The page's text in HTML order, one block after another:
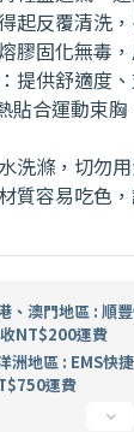
起反覆清洗
膠固化無毒
提供舒適度
貼合運動束胸
洗滌，切勿
質容易吃色
、澳門地區 : 順
NT$200運費
洲地區 : EMS快
運費